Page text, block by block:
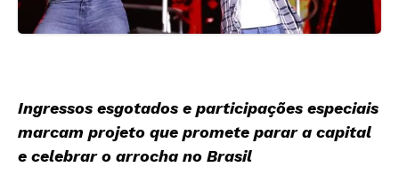
Ingressos esgotados e participações especiais
marcam projeto que promete parar a capital
e celebrar o arrocha no Brasil